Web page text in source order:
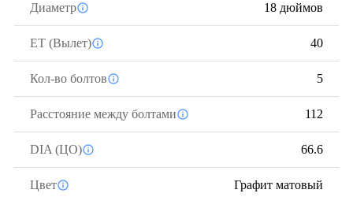
Диаметр 18 дюймов
ЕТ (Вылет) 40
Кол-во болтов 5
Расстояние между болтами 112
DIA (ЦО) 66.6
Цвет Графит матовый